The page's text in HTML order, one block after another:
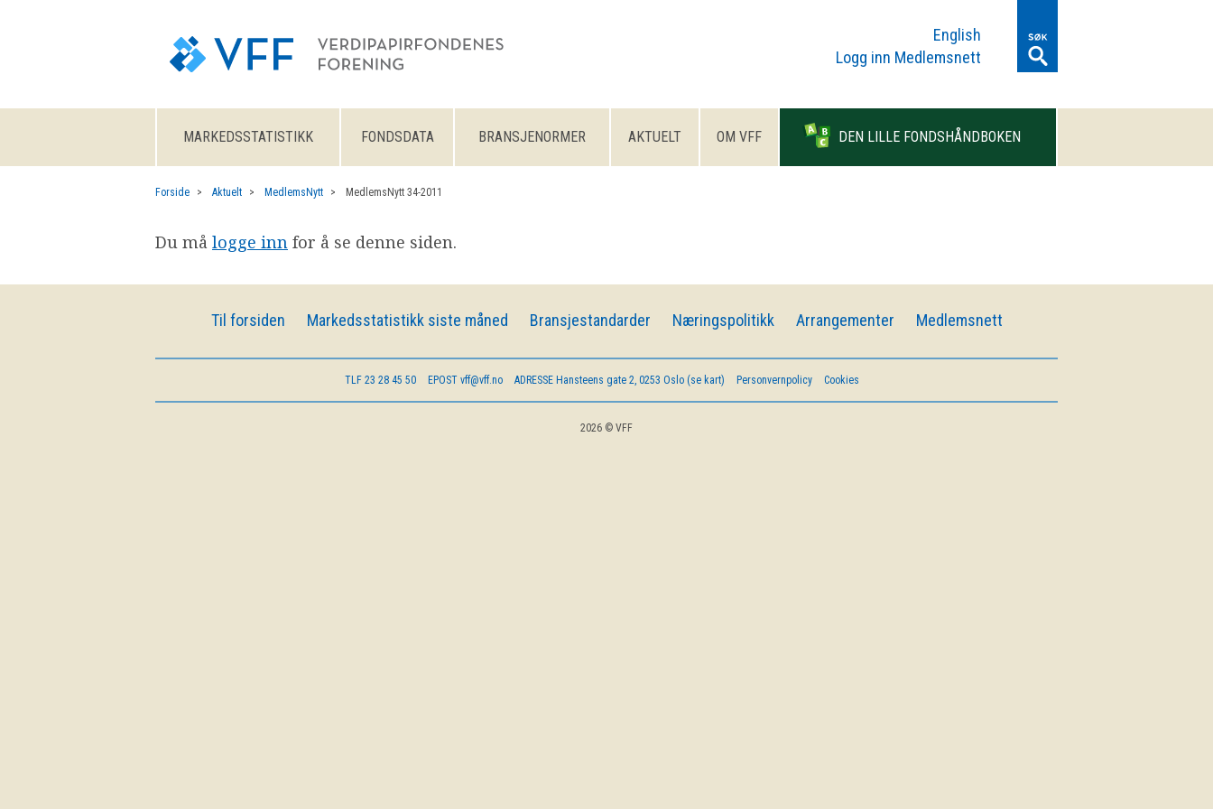
English
Logg inn Medlemsnett
MARKEDSSTATISTIKK FONDSDATA BRANSJENORMER AKTUELT OM VFF DEN LILLE FONDSHÅNDBOKEN
Forside Aktuelt MedlemsNytt MedlemsNytt 34-2011
Du må logge inn for å se denne siden.
Til forsiden Markedsstatistikk siste måned Bransjestandarder Næringspolitikk Arrangementer Medlemsnett
TLF 23 28 45 50 EPOST vff@vff.no ADRESSE Hansteens gate 2, 0253 Oslo (se kart) Personvernpolicy Cookies
2026 © VFF